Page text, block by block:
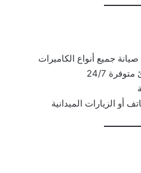
جميع أنواع الكاميرات
24/7
أو الزيارات الميدانية